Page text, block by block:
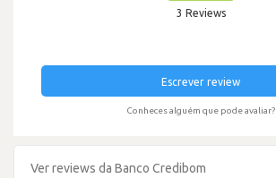
3 Reviews
Escrever review
Conheces alguém que pode avaliar?
Ver reviews da Banco Credibom